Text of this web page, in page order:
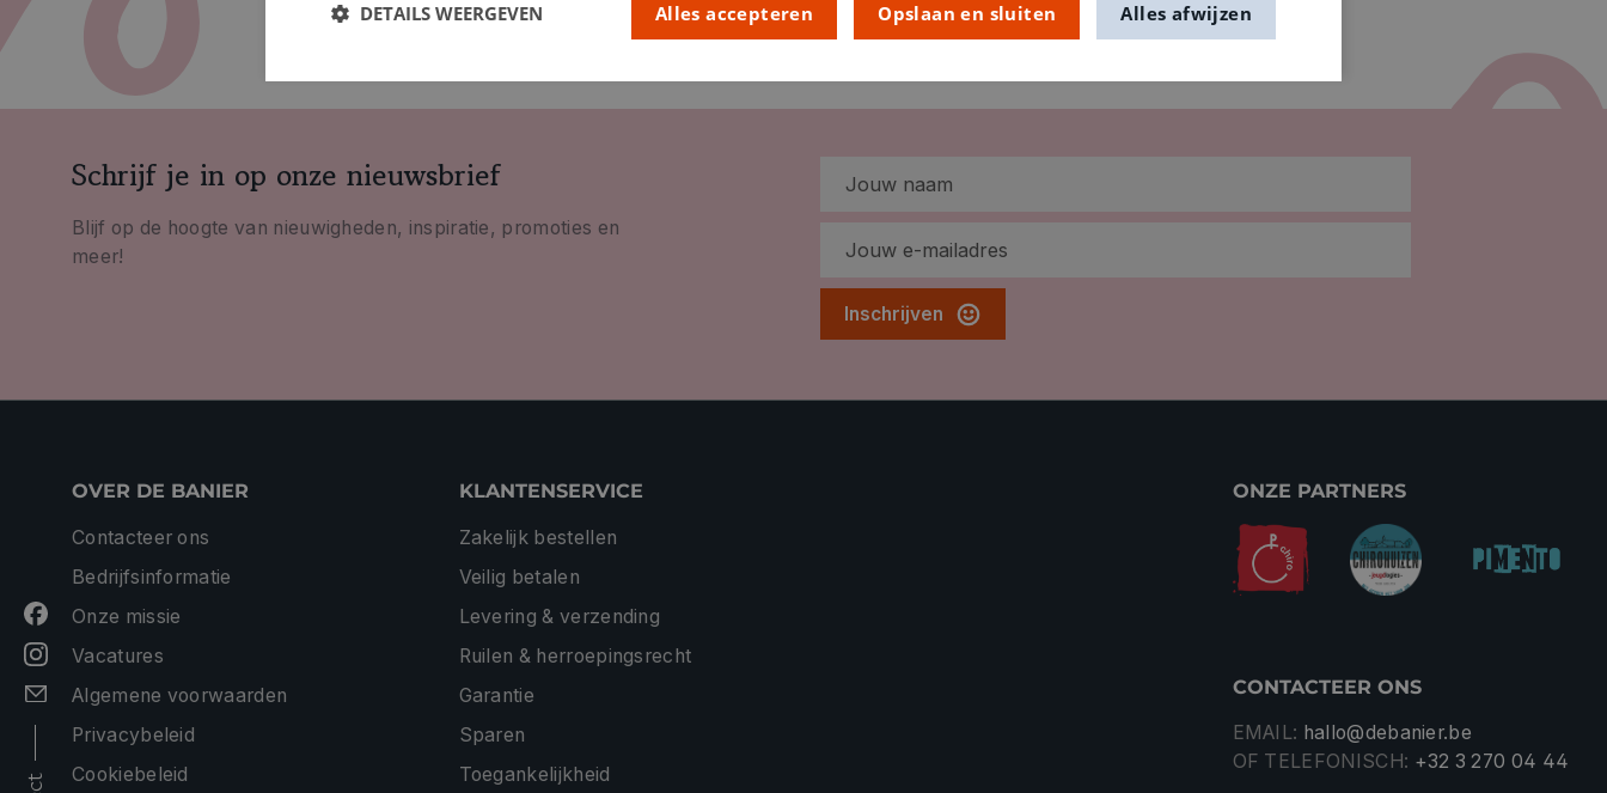
Schrijf je in op onze nieuwsbrief
Blijf op de hoogte van nieuwigheden, inspiratie, promoties en
meer!
Inschrijven
OVER DE BANIER
Contacteer ons
Bedrijfsinformatie
Onze missie
Vacatures
Algemene voorwaarden
Privacybeleid
Cookiebeleid
KLANTENSERVICE
Zakelijk bestellen
Veilig betalen
Levering & verzending
Ruilen & herroepingsrecht
Garantie
Sparen
Toegankelijkheid
ONZE PARTNERS
CONTACTEER ONS
EMAIL: hallo@debanier.be
OF TELEFONISCH: +32 3 270 04 44
Opslaan en sluiten
Alles accepteren Alles afwijzen
DETAILS WEERGEVEN